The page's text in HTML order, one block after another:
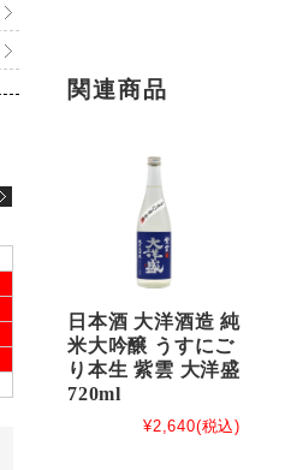
関連商品
日本酒 大洋酒造 純
米大吟醸 うすにご
り本生 紫雲 大洋盛
720ml
¥2,640(税込)